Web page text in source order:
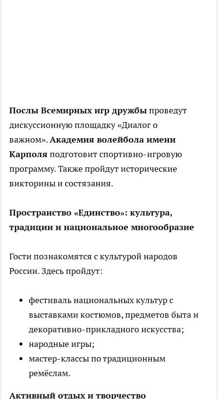
Послы Всемирных игр дружбыпроведут
дискуссионную площадку «Диалог о
важном».Академия волейбола имени
Карполя подготовит спортивно-игровую
программу. Также пройдут исторические
викторины и состязания.
Пространство «Единство»: культура,
традиции и национальное многообразие
Гости познакомятся с культурой народов
России. Здесь пройдут:
фестиваль национальных культур с
выставками костюмов, предметов быта и
декоративно-прикладного искусства;
народные игры;
мастер-классы по традиционным
ремёслам.
Активный отдых и творчество